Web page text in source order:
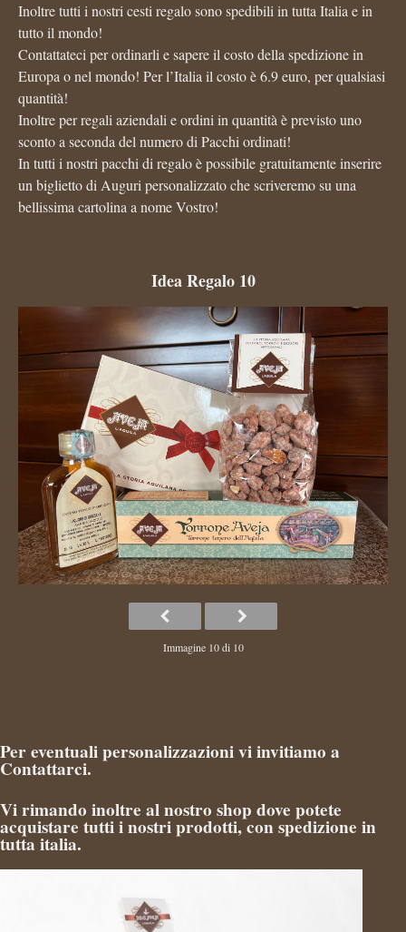
Inoltre tutti i nostri cesti regalo sono spedibili in tutta Italia e in
tutto il mondo!
Contattateci per ordinarli e sapere il costo della spedizione in
Europa o nel mondo! Per l’Italia il costo è 6.9 euro, per qualsiasi
quantità!
Inoltre per regali aziendali e ordini in quantità è previsto uno
sconto a seconda del numero di Pacchi ordinati!
In tutti i nostri pacchi di regalo è possibile gratuitamente inserire
un biglietto di Auguri personalizzato che scriveremo su una
bellissima cartolina a nome Vostro!
Idea Regalo 10
Immagine 10 di 10
Per eventuali personalizzazioni vi invitiamo a
Contattarci.
Vi rimando inoltre al nostro shop dove potete
acquistare tutti i nostri prodotti, con spedizione in
tutta italia.